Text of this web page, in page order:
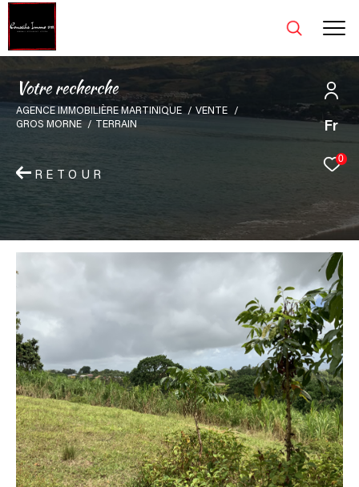
Fr
0
Votre recherche
AGENCE IMMOBILIÈRE MARTINIQUE
VENTE
GROS MORNE
TERRAIN
RETOUR